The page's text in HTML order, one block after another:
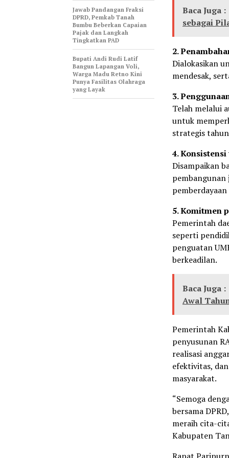
Baca Juga :
sebagai
2.
Dialokasikan
mendesak,
3.
Telah melalui
untuk
strategis
4. Konsistensi
Disampaikan
pembangunan
5. Komitmen
Pemerintah
seperti
penguatan
berkeadilan.
Baca Juga :
Awal
Pemerintah
penyusunan
realisasi
efektivitas,
masyarakat.
“Semoga
bersama
meraih cita-
Kabupaten
Jawab Pandangan Fraksi
DPRD, Pemkab Tanah
Bumbu Beberkan Capaian
Pajak dan Langkah
Tingkatkan PAD
Bupati Andi Rudi Latif
Bangun Lapangan Voli,
Warga Madu Retno Kini
Punya Fasilitas Olahraga
yang Layak